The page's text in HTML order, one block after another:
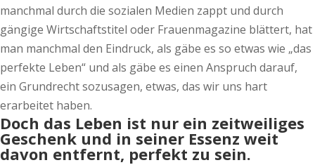
manchmal durch die sozialen Medien zappt und durch
gängige Wirtschaftstitel oder Frauenmagazine blättert, hat
man manchmal den Eindruck, als gäbe es so etwas wie „das
perfekte Leben“ und als gäbe es einen Anspruch darauf,
ein Grundrecht sozusagen, etwas, das wir uns hart
erarbeitet haben.
Doch das Leben ist nur ein zeitweiliges
Geschenk und in seiner Essenz weit
davon entfernt, perfekt zu sein.